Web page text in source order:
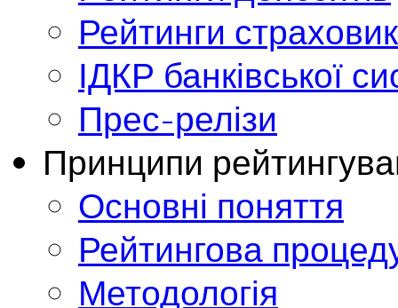
Рейтинги
ІДКР банківської
Прес-релізи
Принципи
Основні поняття
Рейтингова
Методологія